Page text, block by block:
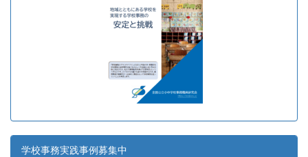
学校事務実践事例募集中